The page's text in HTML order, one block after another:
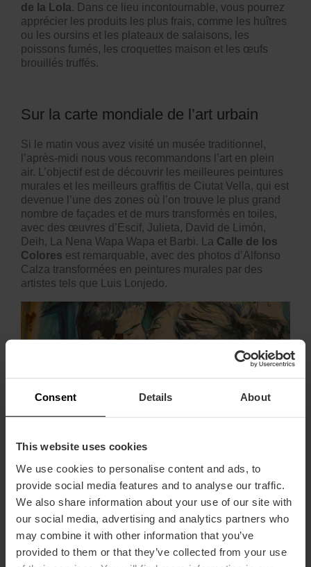
Consent Details About
This website uses cookies
We use cookies to personalise content and ads, to
provide social media features and to analyse our traffic.
We also share information about your use of our site with
our social media, advertising and analytics partners who
may combine it with other information that you’ve
provided to them or that they’ve collected from your use
de la Lola. Dans ce lieu incontournable, vous pourrez
apprécier les produits les plus frais, comme les huîtres
ou les oursins et les plateaux de salaisons, les
poissons fumés, les croquettes maison et les œufs
brouillés truffés.
Sur la carte mondiale de l’art urbain
Si le matin vous avez visité un musée traditionnel,
l’après-midi nous vous recommandons l’art en plein
air. L’objectif est de découvrir les meilleures peintures
murales et les meilleurs graffitis de Ciutat Vella, qui est
devenue l’une des zones où l’on trouve le plus grand
nombre de façades et de murs transformés en toiles,
avec des œuvres d’Escif, Julieta, David de Limón,
Deih, La Nena Wapa Wapa et Barbi. La Calle de los
Colores est remarquable, avec des photos d’Alfonso
Calza transformées en peintures murales par des
artistes tels que Luis Lonjedo.
En-cas à la valencienne
Après la marche, le corps aura besoin d’une collation